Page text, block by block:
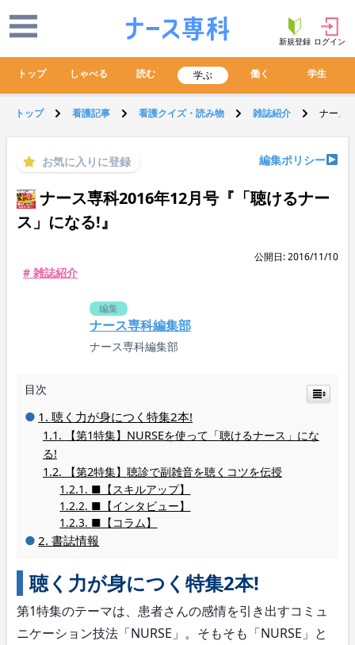
新規登録 ログイン
トップ しゃべる 読む 学ぶ 働く 学生
トップ 看護記事 看護クイズ・読み物 雑誌紹介 ナース
お気に入りに登録 編集ポリシー
ナース専科2016年12月号『「聴けるナー
ス」になる!』
公開日: 2016/11/10
# 雑誌紹介
編集
ナース専科編集部
ナース専科編集部
目次
聴く力が身につく特集2本!
【第1特集】NURSEを使って「聴けるナース」にな
る!
【第2特集】聴診で副雑音を聴くコツを伝授
■【スキルアップ】
■【インタビュー】
■【コラム】
書誌情報
聴く力が身につく特集2本!
第1特集のテーマは、患者さんの感情を引き出すコミュ
ニケーション技法「NURSE」。そもそも「NURSE」と